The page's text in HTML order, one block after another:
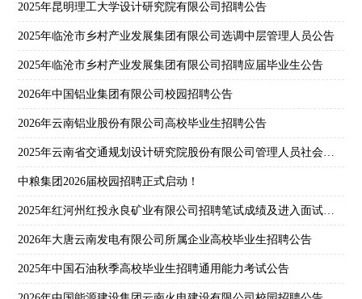
2025年昆明理工大学设计研究院有限公司招聘公告
2025年临沧市乡村产业发展集团有限公司选调中层管理人员公告
2025年临沧市乡村产业发展集团有限公司招聘应届毕业生公告
2026年中国铝业集团有限公司校园招聘公告
2026年云南铝业股份有限公司高校毕业生招聘公告
2025年云南省交通规划设计研究院股份有限公司管理人员社会招聘公告
中粮集团2026届校园招聘正式启动！
2025年红河州红投永良矿业有限公司招聘笔试成绩及进入面试人员名单公示
2026年大唐云南发电有限公司所属企业高校毕业生招聘公告
2025年中国石油秋季高校毕业生招聘通用能力考试公告